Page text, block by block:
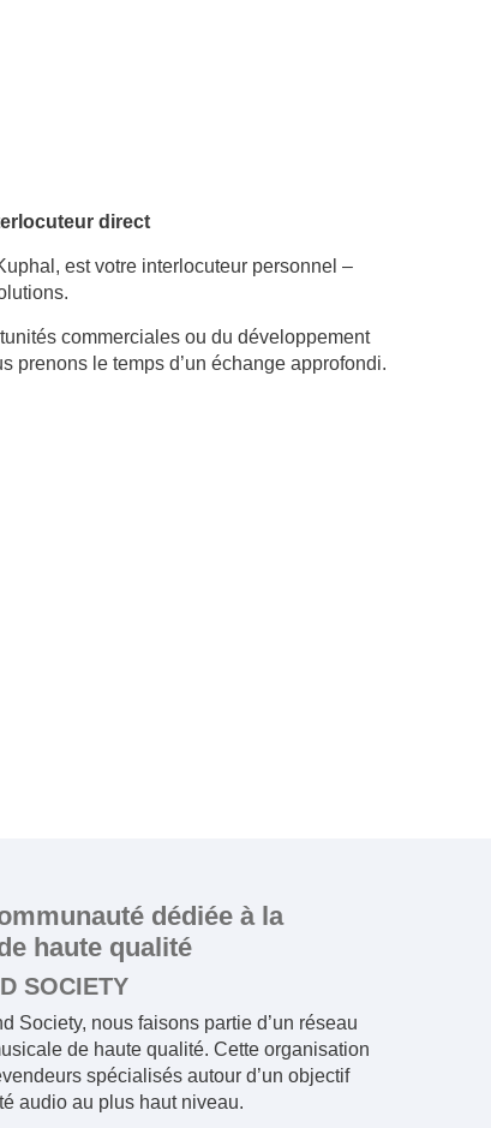
direct
est votre interlocuteur personnel –
commerciales ou du développement
prenons le temps d’un échange approfondi.
dédiée à la
haute qualité
SOCIETY
Society, nous faisons partie d’un réseau
de haute qualité. Cette organisation
spécialisés autour d’un objectif
audio au plus haut niveau.